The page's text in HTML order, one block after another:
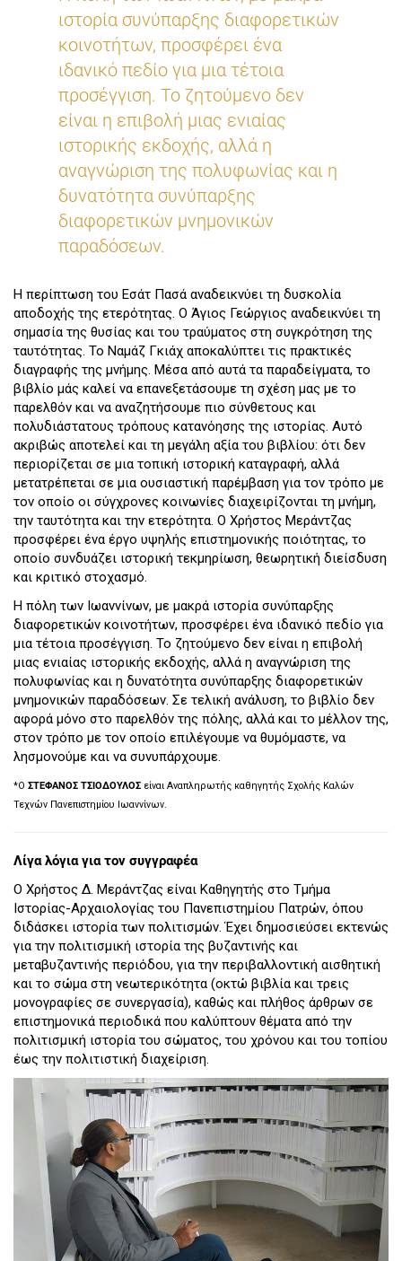
ιστορία συνύπαρξης διαφορετικών
κοινοτήτων, προσφέρει ένα
ιδανικό πεδίο για μια τέτοια
προσέγγιση. Το ζητούμενο δεν
είναι η επιβολή μιας ενιαίας
ιστορικής εκδοχής, αλλά η
αναγνώριση της πολυφωνίας και η
δυνατότητα συνύπαρξης
διαφορετικών μνημονικών
παραδόσεων.
Η περίπτωση του Εσάτ Πασά αναδεικνύει τη δυσκολία
αποδοχής της ετερότητας. Ο Άγιος Γεώργιος αναδεικνύει τη
σημασία της θυσίας και του τραύματος στη συγκρότηση της
ταυτότητας. Το Ναμάζ Γκιάχ αποκαλύπτει τις πρακτικές
διαγραφής της μνήμης. Μέσα από αυτά τα παραδείγματα, το
βιβλίο μάς καλεί να επανεξετάσουμε τη σχέση μας με το
παρελθόν και να αναζητήσουμε πιο σύνθετους και
πολυδιάστατους τρόπους κατανόησης της ιστορίας. Αυτό
ακριβώς αποτελεί και τη μεγάλη αξία του βιβλίου: ότι δεν
περιορίζεται σε μια τοπική ιστορική καταγραφή, αλλά
μετατρέπεται σε μια ουσιαστική παρέμβαση για τον τρόπο με
τον οποίο οι σύγχρονες κοινωνίες διαχειρίζονται τη μνήμη,
την ταυτότητα και την ετερότητα. Ο Χρήστος Μεράντζας
προσφέρει ένα έργο υψηλής επιστημονικής ποιότητας, το
οποίο συνδυάζει ιστορική τεκμηρίωση, θεωρητική διείσδυση
και κριτικό στοχασμό.
Η πόλη των Ιωαννίνων, με μακρά ιστορία συνύπαρξης
διαφορετικών κοινοτήτων, προσφέρει ένα ιδανικό πεδίο για
μια τέτοια προσέγγιση. Το ζητούμενο δεν είναι η επιβολή
μιας ενιαίας ιστορικής εκδοχής, αλλά η αναγνώριση της
πολυφωνίας και η δυνατότητα συνύπαρξης διαφορετικών
μνημονικών παραδόσεων. Σε τελική ανάλυση, το βιβλίο δεν
αφορά μόνο στο παρελθόν της πόλης, αλλά και το μέλλον της,
στον τρόπο με τον οποίο επιλέγουμε να θυμόμαστε, να
λησμονούμε και να συνυπάρχουμε.
*Ο ΣΤΕΦΑΝΟΣ ΤΣΙΟΔΟΥΛΟΣ είναι Αναπληρωτής καθηγητής Σχολής Καλών
Τεχνών Πανεπιστημίου Ιωαννίνων.
Λίγα λόγια για τον συγγραφέα
Ο Χρήστος Δ. Μεράντζας είναι Καθηγητής στο Τμήμα
Ιστορίας-Αρχαιολογίας του Πανεπιστημίου Πατρών, όπου
διδάσκει ιστορία των πολιτισμών. Έχει δημοσιεύσει εκτενώς
για την πολιτισμική ιστορία της βυζαντινής και
μεταβυζαντινής περιόδου, για την περιβαλλοντική αισθητική
και το σώμα στη νεωτερικότητα (οκτώ βιβλία και τρεις
μονογραφίες σε συνεργασία), καθώς και πλήθος άρθρων σε
επιστημονικά περιοδικά που καλύπτουν θέματα από την
πολιτισμική ιστορία του σώματος, του χρόνου και του τοπίου
έως την πολιτιστική διαχείριση.